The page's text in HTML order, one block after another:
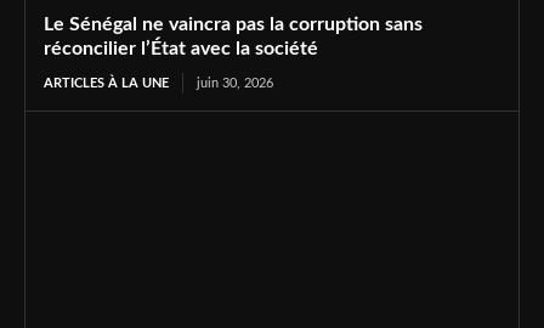
Le Sénégal ne vaincra pas la corruption sans
réconcilier l’État avec la société
ARTICLES À LA UNE juin 30, 2026